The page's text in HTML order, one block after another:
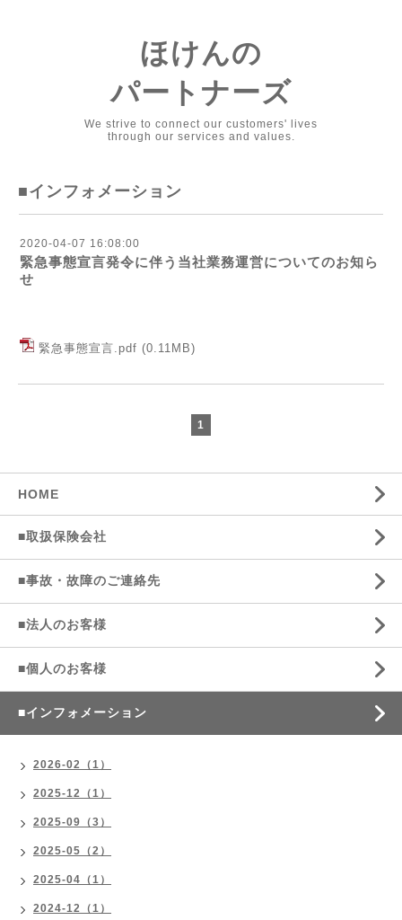
ほけんの
パートナーズ
We strive to connect our customers' lives
through our services and values.
■インフォメーション
2020-04-07 16:08:00
緊急事態宣言発令に伴う当社業務運営についてのお知ら
せ
緊急事態宣言.pdf (0.11MB)
1
HOME
■取扱保険会社
■事故・故障のご連絡先
■法人のお客様
■個人のお客様
■インフォメーション
2026-02（1）
2025-12（1）
2025-09（3）
2025-05（2）
2025-04（1）
2024-12（1）